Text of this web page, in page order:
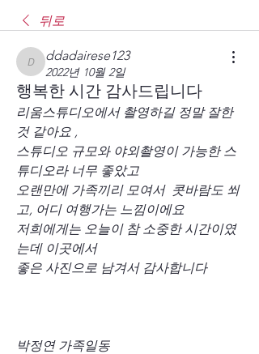
뒤로
ddadairese123
ddadairese123
2022년 10월 2일
행복한 시간 감사드립니다
리움스튜디오에서 촬영하길 정말 잘한
것 같아요 ,
스튜디오 규모와 야외촬영이 가능한 스
튜디오라 너무 좋았고
오랜만에 가족끼리 모여서  콧바람도 쐬
고, 어디 여행가는 느낌이에요
저희에게는 오늘이 참 소중한 시간이였
는데 이곳에서
좋은 사진으로 남겨서 감사합니다
박정연 가족일동